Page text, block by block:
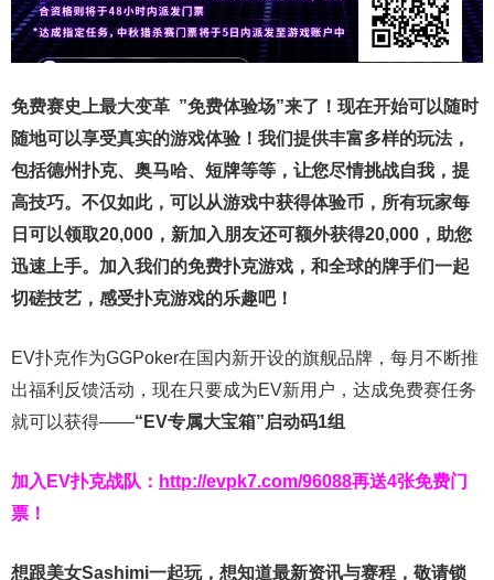
免费赛史上最大变革 ”免费体验场”来了！ 现在开始可以随时
随地可以享受真实的游戏体验！我们提供丰富多样的玩法，
包括德州扑克、奥马哈、短牌等等，让您尽情挑战自我，提
高技巧。不仅如此， 可以从游戏中获得体验币，所有玩家每
日可以领取20,000，新加入朋友还可额外获得20,000，助您
迅速上手。 加入我们的免费扑克游戏，和全球的牌手们一起
切磋技艺，感受扑克游戏的乐趣吧！
EV扑克作为GGPoker在国内新开设的旗舰品牌，每月不断推
出福利反馈活动，现在只要成为EV新用户，达成免费赛任务
就可以获得——“EV专属大宝箱”启动码1组
加入EV扑克战队： http://evpk7.com/96088再送4张免费门
票！
想跟美女Sashimi一起玩， 想知道最新资讯与赛程， 敬请锁